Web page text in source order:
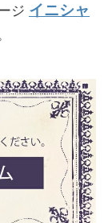
ジ イニシャ